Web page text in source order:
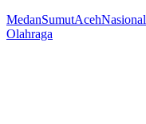
MedanSumutAcehNasional
Olahraga